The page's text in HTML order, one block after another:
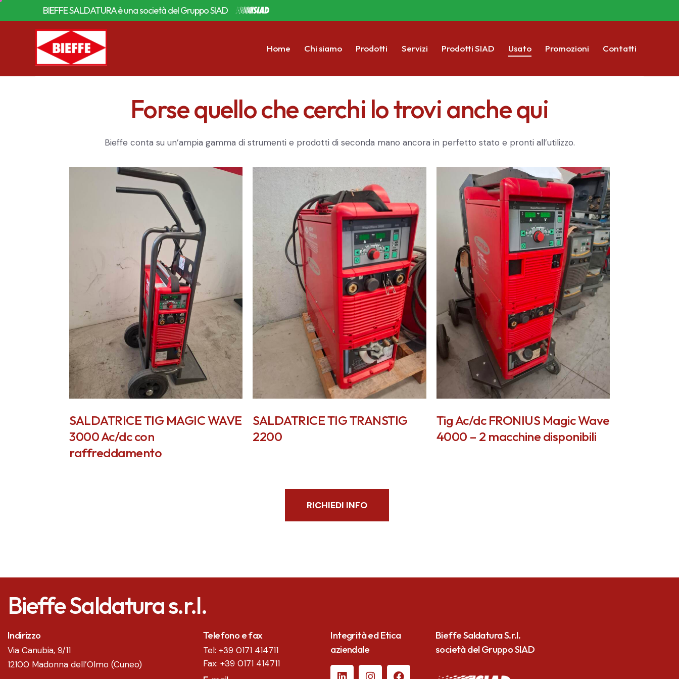
BIEFFE SALDATURA è una società del Gruppo SIAD
Home Chi siamo Prodotti Servizi Prodotti SIAD Usato Promozioni Contatti
Forse quello che cerchi lo trovi anche qui
Bieffe conta su un’ampia gamma di strumenti e prodotti di seconda mano ancora in perfetto stato e pronti all’utilizzo.
SALDATRICE TIG MAGIC WAVE
3000 Ac/dc con
raffreddamento
SALDATRICE TIG TRANSTIG
2200
Tig Ac/dc FRONIUS Magic Wave
4000 – 2 macchine disponibili
RICHIEDI INFO
Bieffe Saldatura s.r.l.
Indirizzo
Via Canubia, 9/11
12100 Madonna dell’Olmo (Cuneo)
Telefono e fax
Tel: +39 0171 414711
Fax: +39 0171 414711
Integrità ed Etica
aziendale
Bieffe Saldatura S.r.l.
società del Gruppo SIAD